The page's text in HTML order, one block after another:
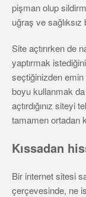
pişman olup
uğraş ve
Site açtırırken de
yaptırmak
seçtiğinizden emin
boyu kullanmak
açtırdığınız
tamamen ortadan
Kıssadan
Bir internet sitesi
çerçevesinde, ne